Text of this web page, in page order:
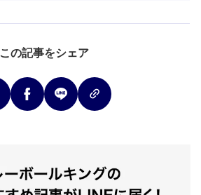
この記事をシェア